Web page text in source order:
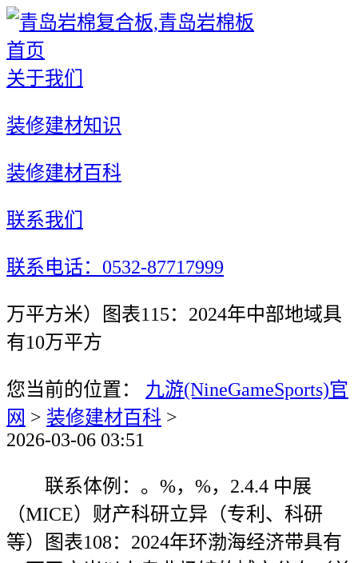
首页
关于我们
装修建材知识
装修建材百科
联系我们
联系电话：0532-87717999
万平方米）图表115：2024年中部地域具
有10万平方
您当前的位置： 九游(NineGameSports)官
网 > 装修建材百科 >
2026-03-06 03:51
联系体例：。%，%，2.4.4 中展
（MICE）财产科研立异（专利、科研
等）图表108：2024年环渤海经济带具有